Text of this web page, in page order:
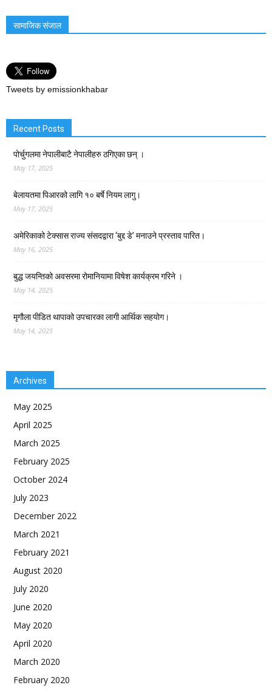
सामाजिक संजाल
Tweets by emissionkhabar
Recent Posts
पोर्चुगलमा नेपालीबाटै नेपालीहरु ठगिएका छन् ।
May 17, 2025
बेलायतमा पिआरको लागि १० बर्षे नियम लागु।
May 17, 2025
अमेरिकाको टेक्सास राज्य संसदद्वारा ‘बुद्द डे’ मनाउने प्रस्ताव पारित।
May 16, 2025
बुद्ध जयन्तिको अवसरमा रोमानियामा विषेश कार्यक्रम गरिने ।
May 14, 2025
मृगौला पीडित थापाको उपचारका लागी आर्थिक सहयोग।
May 14, 2025
Archives
May 2025
April 2025
March 2025
February 2025
October 2024
July 2023
December 2022
March 2021
February 2021
August 2020
July 2020
June 2020
May 2020
April 2020
March 2020
February 2020